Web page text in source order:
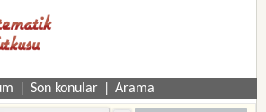
Son konular Arama